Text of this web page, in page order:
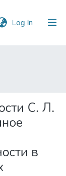
Log In (current)
C. Л.
в